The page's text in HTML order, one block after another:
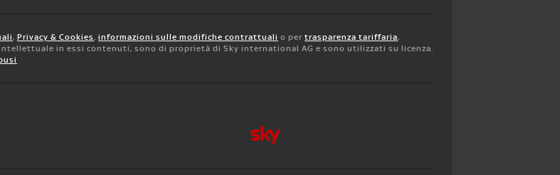
, Privacy & Cookies, informazioni sulle modifiche contrattuali o per trasparenza tariffaria,
in essi contenuti, sono di proprietà di Sky international AG e sono utilizzati su licenza.